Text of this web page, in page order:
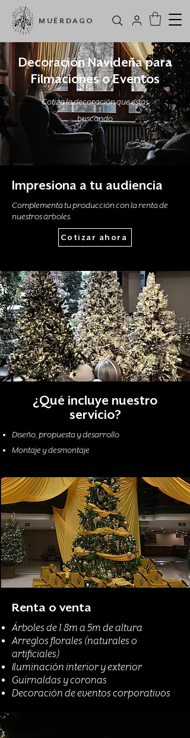
MUÉRDAGO
Decoración Navideña para
Filmaciones o Eventos
Cotiza la decoración que estás
buscando
Impresiona a tu audiencia
Complementa tu producción con la renta de
nuestros árboles.
Cotizar ahora
¿Qué incluye nuestro
servicio?
Diseño, propuesta y desarrollo
Montaje y desmontaje
Renta o venta
Árboles de 1.8m a 5m de altura
Arreglos florales (naturales o
artificiales)
Iluminación interior y exterior
Guirnaldas y coronas
Decoración de eventos corporativos